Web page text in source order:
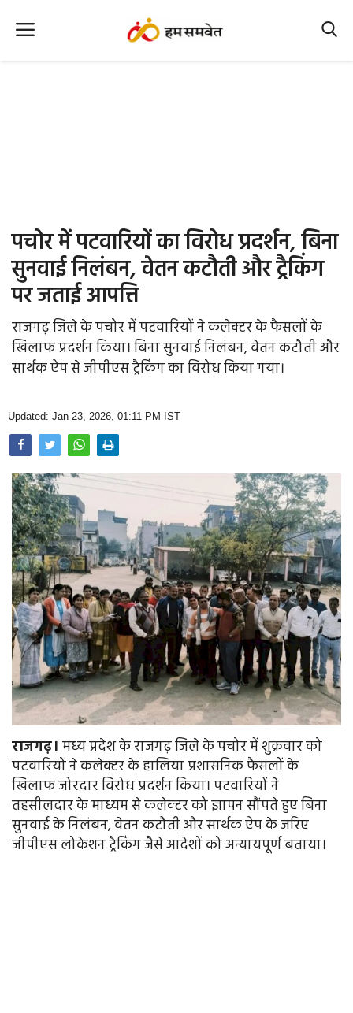
Office Office
Political Gossips
Farm & Food
Opinion
Photo Gallery
Home
पचोर में पटवारियों का विरोध प्रदर्शन, बिना
सुनवाई निलंबन, वेतन कटौती और ट्रैकिंग
पर जताई आपत्ति
राजगढ़ जिले के पचोर में पटवारियों ने कलेक्टर के फैसलों के
खिलाफ प्रदर्शन किया। बिना सुनवाई निलंबन, वेतन कटौती और
सार्थक ऐप से जीपीएस ट्रैकिंग का विरोध किया गया।
Updated: Jan 23, 2026, 01:11 PM IST
राजगढ़। मध्य प्रदेश के राजगढ़ जिले के पचोर में शुक्रवार को
पटवारियों ने कलेक्टर के हालिया प्रशासनिक फैसलों के
खिलाफ जोरदार विरोध प्रदर्शन किया। पटवारियों ने
तहसीलदार के माध्यम से कलेक्टर को ज्ञापन सौंपते हुए बिना
सुनवाई के निलंबन, वेतन कटौती और सार्थक ऐप के जरिए
जीपीएस लोकेशन ट्रैकिंग जैसे आदेशों को अन्यायपूर्ण बताया।